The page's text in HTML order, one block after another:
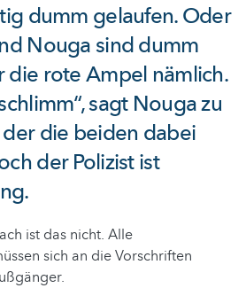
dumm gelaufen. Oder
Nouga sind dumm
die rote Ampel nämlich.
sagt Nouga zu
der die beiden dabei
der Polizist ist
ist das nicht. Alle
sich an die Vorschriften